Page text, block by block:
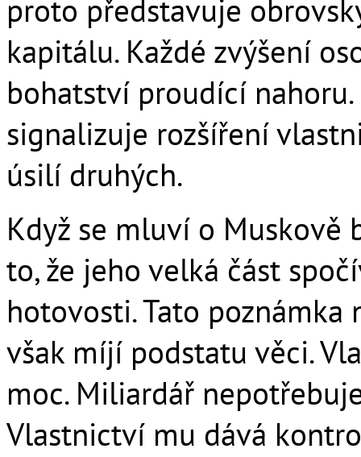
proto představuje
kapitálu. Každé zvýšení
bohatství proudící
signalizuje rozšíření
úsilí druhých.
Když se mluví o Muskově
to, že jeho velká část
hotovosti. Tato
však míjí podstatu věci.
moc. Miliardář
Vlastnictví mu dává